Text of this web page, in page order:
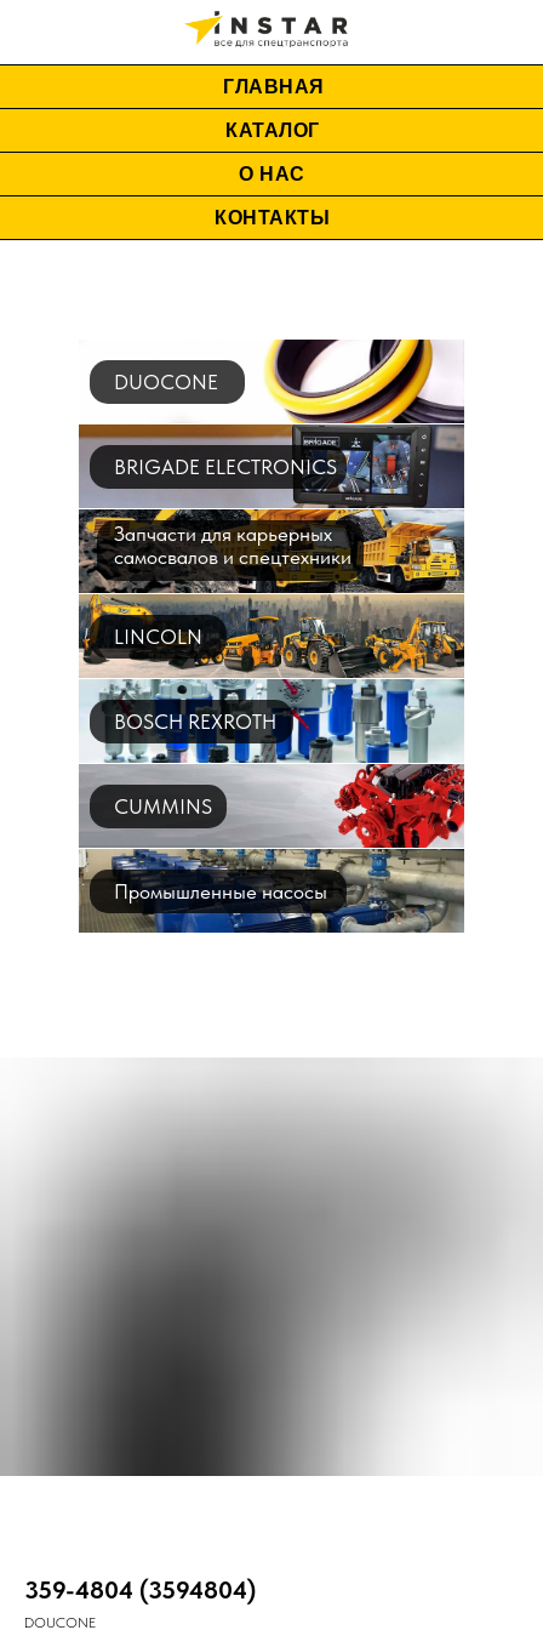
ГЛАВНАЯ
КАТАЛОГ
О НАС
КОНТАКТЫ
DUOCONE
BRIGADE ELECTRONICS
Запчасти для карьерных
самосвалов и спецтехники
LINCOLN
BOSCH REXROTH
CUMMINS
Промышленные насосы
359-4804 (3594804)
DOUCONE